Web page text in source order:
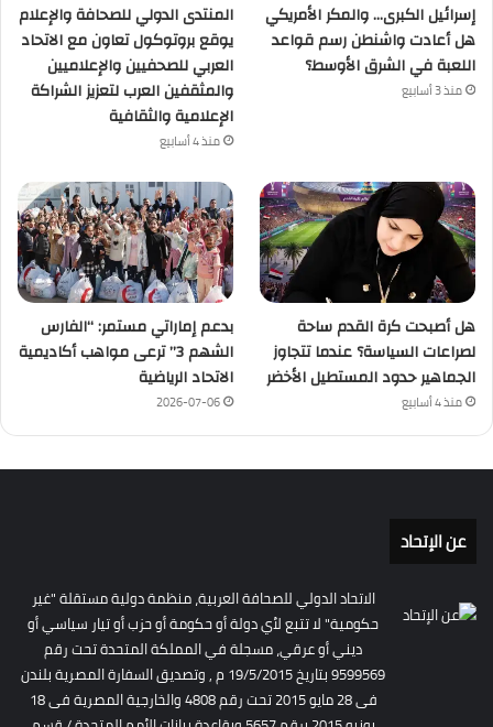
إسرائيل الكبرى… والمكر الأمريكي
هل أعادت واشنطن رسم قواعد
اللعبة في الشرق الأوسط؟
منذ 3 أسابيع
المنتدى الدولي للصحافة والإعلام
يوقع بروتوكول تعاون مع الاتحاد
العربي للصحفيين والإعلاميين
والمثقفين العرب لتعزيز الشراكة
الإعلامية والثقافية
منذ 4 أسابيع
هل أصبحت كرة القدم ساحة
لصراعات السياسة؟ عندما تتجاوز
الجماهير حدود المستطيل الأخضر
منذ 4 أسابيع
بدعم إماراتي مستمر: “الفارس
الشهم 3” ترعى مواهب أكاديمية
الاتحاد الرياضية
2026-07-06
عن الإتحاد
الاتحاد الدولي للصحافة العربية، منظمة دولية مستقلة "غير
حكومية" لا تتبع لأي دولة أو حكومة أو حزب أو تيار سياسي أو
ديني أو عرقي، مسجلة في المملكة المتحدة تحت رقم
9599569 بتاريخ 19/5/2015 م , وتصديق السفارة المصرية بلندن
فى 28 مايو 2015 تحت رقم 4808 والخارجية المصرية فى 18